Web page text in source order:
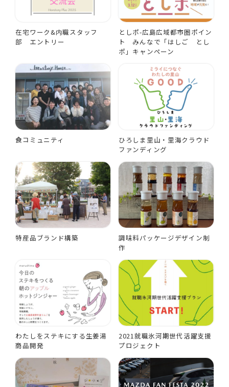
在宅ワーク&内職スタッフ
部 エントリー
としポ-広島広域都市圏ポイン
ト みんなで「はしご とし
ポ」キャンペーン
食コミュニティ
ひろしま里山・里海クラウド
ファンディング
特産品ブランド構築
調味料パッケージデザイン制
作
わたしをステキにする生姜湯
商品開発
2021就職氷河期世代活躍支援
プロジェクト